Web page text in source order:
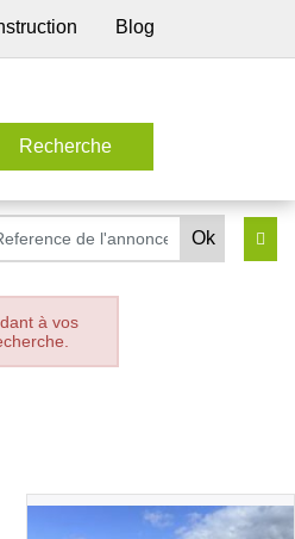
Blog
à vos